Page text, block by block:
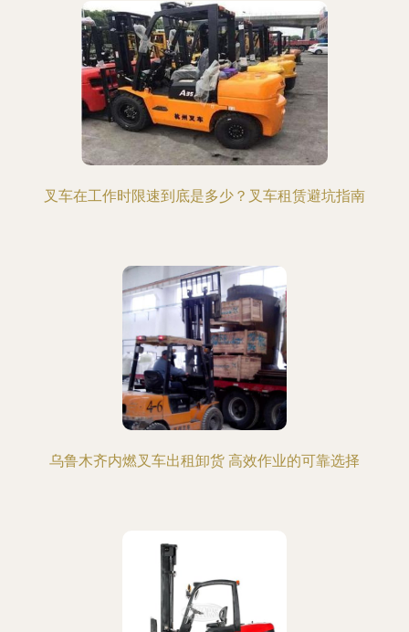
叉车在工作时限速到底是多少？叉车租赁避坑指南
乌鲁木齐内燃叉车出租卸货 高效作业的可靠选择